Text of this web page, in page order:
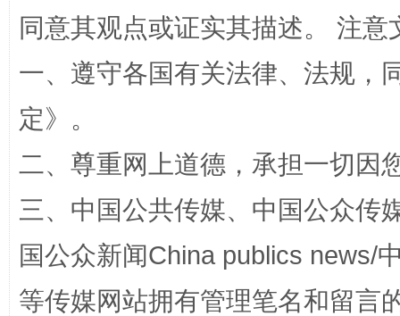
同意其观点或证实其描述。 注
一、遵守各国有关法律、法规，
定》。
二、尊重网上道德，承担一切因
三、中国公共传媒、中国公众传
国公众新闻China publics news/
等传媒网站拥有管理笔名和留言